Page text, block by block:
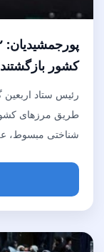
کشور بازگشتند
طریق مرزهای
شناختی مبسوط،